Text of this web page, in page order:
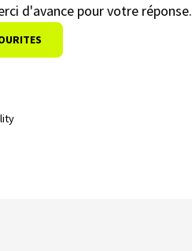
d'avance pour votre réponse.